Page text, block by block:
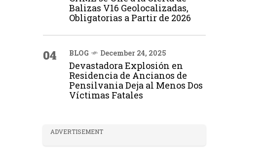
Balizas V16 Geolocalizadas,
Obligatorias a Partir de 2026
04 BLOG December 24, 2025
Devastadora Explosión en
Residencia de Ancianos de
Pensilvania Deja al Menos Dos
Víctimas Fatales
ADVERTISEMENT